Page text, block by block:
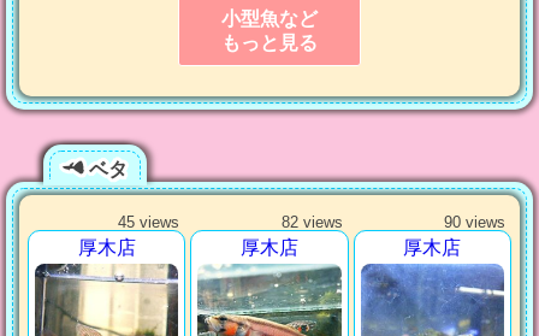
小型魚など
もっと見る
ベタ
45 views
厚木店
82 views
厚木店
90 views
厚木店